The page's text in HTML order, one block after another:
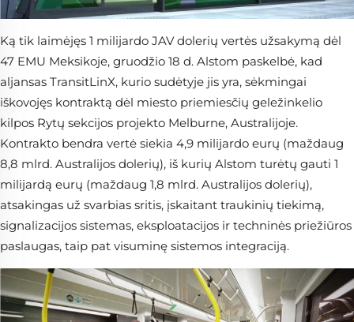
Ką tik laimėjęs 1 milijardo JAV dolerių vertės užsakymą dėl
47 EMU Meksikoje, gruodžio 18 d. Alstom paskelbė, kad
aljansas TransitLinX, kurio sudėtyje jis yra, sėkmingai
iškovojęs kontraktą dėl miesto priemiesčių geležinkelio
kilpos Rytų sekcijos projekto Melburne, Australijoje.
Kontrakto bendra vertė siekia 4,9 milijardo eurų (maždaug
8,8 mlrd. Australijos dolerių), iš kurių Alstom turėtų gauti 1
milijardą eurų (maždaug 1,8 mlrd. Australijos dolerių),
atsakingas už svarbias sritis, įskaitant traukinių tiekimą,
signalizacijos sistemas, eksploatacijos ir techninės priežiūros
paslaugas, taip pat visuminę sistemos integraciją.